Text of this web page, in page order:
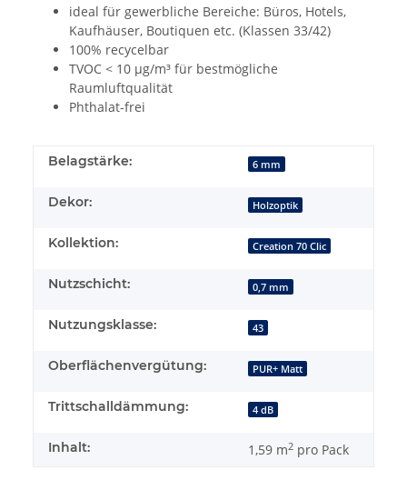
ideal für gewerbliche Bereiche: Büros, Hotels,
Kaufhäuser, Boutiquen etc. (Klassen 33/42)
100% recycelbar
TVOC < 10 µg/m³ für bestmögliche
Raumluftqualität
Phthalat-frei
Belagstärke: 6 mm
Dekor: Holzoptik
Kollektion: Creation 70 Clic
Nutzschicht: 0,7 mm
Nutzungsklasse: 43
Oberflächenvergütung: PUR+ Matt
Trittschalldämmung: 4 dB
Inhalt: 1,59 m2 pro Pack